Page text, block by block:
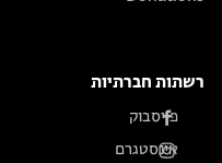
רשתות חברתיות
פייסבוק
אינסטגרם